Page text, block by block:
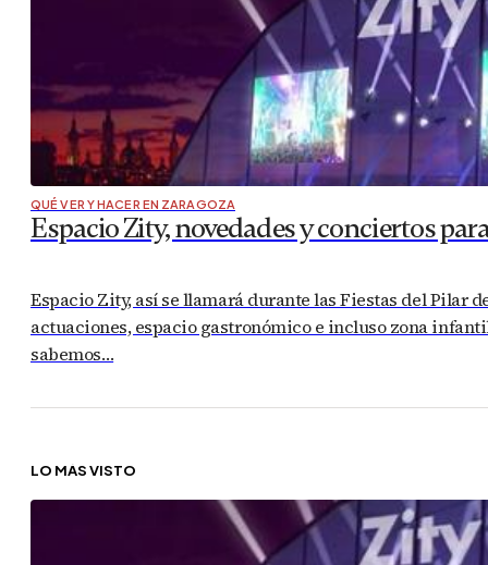
QUÉ VER Y HACER EN ZARAGOZA
Espacio Zity, novedades y conciertos
Espacio Zity, así se llamará durante las Fiestas del Pilar
actuaciones, espacio gastronómico e incluso zona
sabemos…
LO MÁS VISTO